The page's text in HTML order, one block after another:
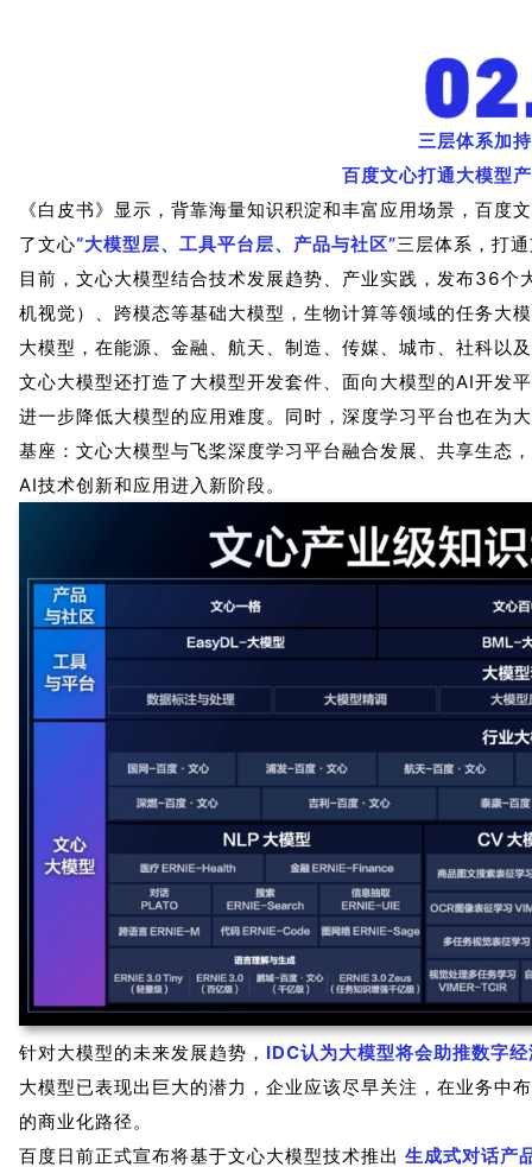
三层体系加
百度文心打通大模型
《白皮书》显示，背靠海量知识积淀和丰富应用场景，百度
了文心“大模型层、工具平台层、产品与社区”三层体系，打
目前，文心大模型结合技术发展趋势、产业实践，发布36
机视觉）、跨模态等基础大模型，生物计算等领域的任务大
大模型，在能源、金融、航天、制造、传媒、城市、社科以
文心大模型还打造了大模型开发套件、面向大模型的AI开发
进一步降低大模型的应用难度。同时，深度学习平台也在为
基座：文心大模型与飞桨深度学习平台融合发展、共享生态
AI技术创新和应用进入新阶段。
针对大模型的未来发展趋势， IDC认为大模型将会助推数字
大模型已表现出巨大的潜力，企业应该尽早关注，在业务中
的商业化路径。
百度日前正式宣布将基于文心大模型技术推出 生成式对话产